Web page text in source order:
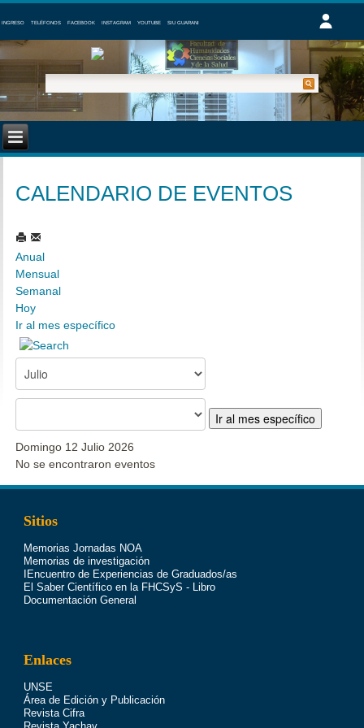
INGRESO TELÉFONOS FACEBOOK INSTAGRAM YOUTUBE SIU GUARANI
CALENDARIO DE EVENTOS
Anual
Mensual
Semanal
Hoy
Ir al mes específico
Ir al mes específico
Domingo 12 Julio 2026
No se encontraron eventos
Sitios
Memorias Jornadas NOA
Memorias de investigación
IEncuentro de Experiencias de Graduados/as
El Saber Científico en la FHCSyS - Libro
Documentación General
Enlaces
UNSE
Área de Edición y Publicación
Revista Cifra